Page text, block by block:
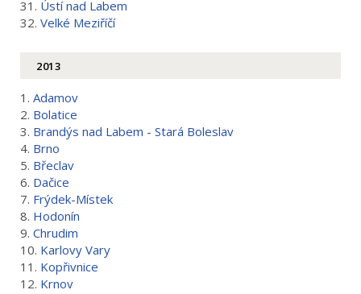
31. Ústí nad Labem
32. Velké Meziříčí
2013
1. Adamov
2. Bolatice
3. Brandýs nad Labem - Stará Boleslav
4. Brno
5. Břeclav
6. Dačice
7. Frýdek-Místek
8. Hodonín
9. Chrudim
10. Karlovy Vary
11. Kopřivnice
12. Krnov